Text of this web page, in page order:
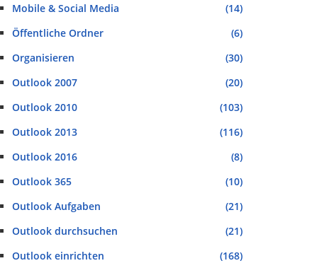
Mobile & Social Media
(14)
Öffentliche Ordner
(6)
Organisieren
(30)
Outlook 2007
(20)
Outlook 2010
(103)
Outlook 2013
(116)
Outlook 2016
(8)
Outlook 365
(10)
Outlook Aufgaben
(21)
Outlook durchsuchen
(21)
Outlook einrichten
(168)